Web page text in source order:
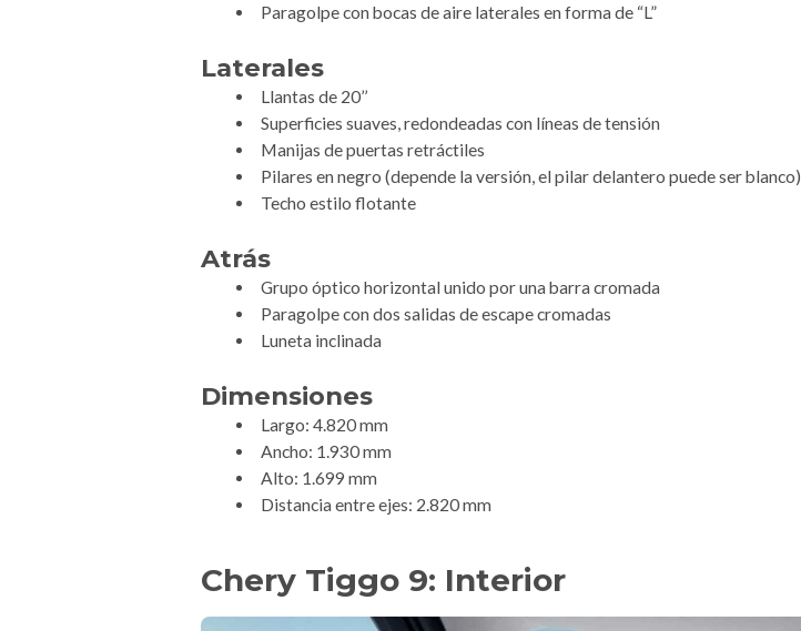
Paragolpe con bocas de aire laterales en forma de “L”
Laterales
Llantas de 20’’
Superficies suaves, redondeadas con líneas de tensión
Manijas de puertas retráctiles
Pilares en negro (depende la versión, el pilar delantero puede ser blanco)
Techo estilo flotante
Atrás
Grupo óptico horizontal unido por una barra cromada
Paragolpe con dos salidas de escape cromadas
Luneta inclinada
Dimensiones
Largo: 4.820 mm
Ancho: 1.930 mm
Alto: 1.699 mm
Distancia entre ejes: 2.820 mm
Chery Tiggo 9: Interior